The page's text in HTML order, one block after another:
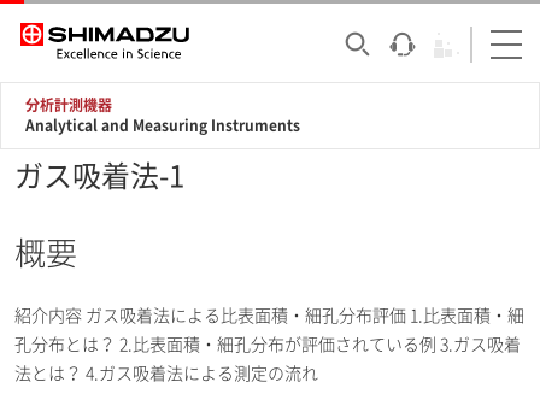
分析計測機器
Analytical and Measuring Instruments
ガス吸着法-1
概要
紹介内容 ガス吸着法による比表面積・細孔分布評価 1.比表面積・細
孔分布とは？ 2.比表面積・細孔分布が評価されている例 3.ガス吸着
法とは？ 4.ガス吸着法による測定の流れ